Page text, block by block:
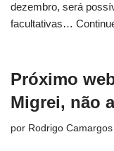
dezembro, será
facultativas…
Próximo
Migrei, não
por Rodrigo